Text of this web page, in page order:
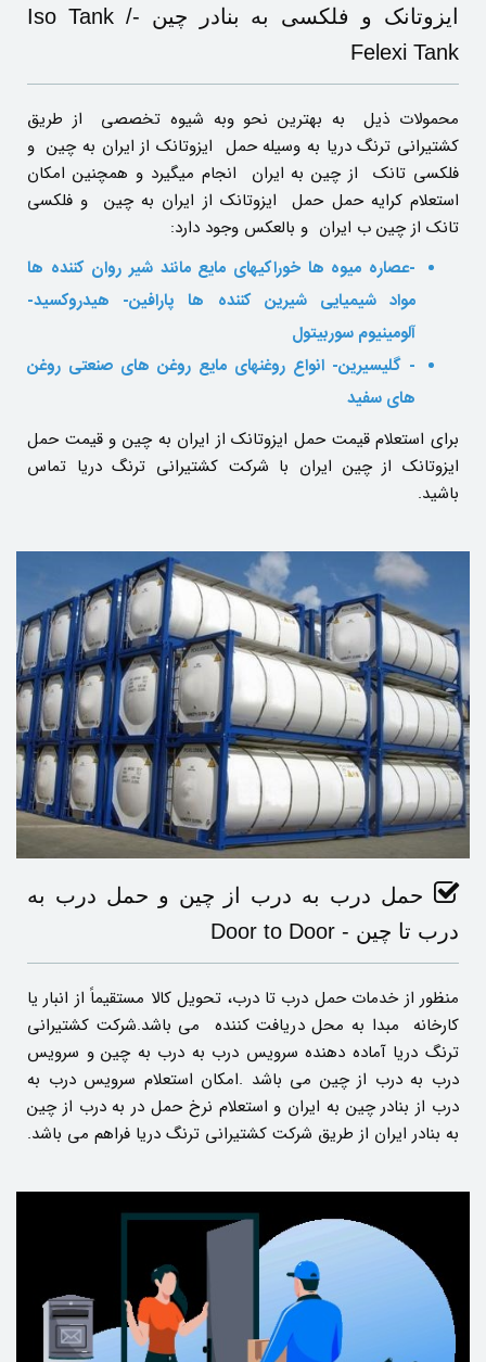
ایزوتانک و فلکسی به بنادر چین -Iso Tank /
Felexi Tank
محمولات ذیل به بهترین نحو وبه شیوه تخصصی از طریق
کشتیرانی ترنگ دریا به وسیله حمل ایزوتانک از ایران به چین و
فلکسی تانک از چین به ایران انجام میگیرد و همچنین امکان
استعلام کرایه حمل حمل ایزوتانک از ایران به چین و فلکسی
تانک از چین ب ایران و بالعکس وجود دارد:
-عصاره میوه ها خوراکیهای مایع مانند شیر روان کننده ها
مواد شیمیایی شیرین کننده ها پارافین- هیدروکسید-
آلومینیوم سوربیتول
- گلیسیرین- انواع روغنهای مایع روغن های صنعتی روغن
های سفید
برای استعلام قیمت حمل ایزوتانک از ایران به چین و قیمت حمل
ایزوتانک از چین ایران با شرکت کشتیرانی ترنگ دریا تماس
باشید.
حمل درب به درب از چین و حمل درب به
درب تا چین - Door to Door
منظور از خدمات حمل درب تا درب، تحویل کالا مستقیماً از انبار یا
کارخانه مبدا به محل دریافت کننده می باشد.شرکت کشتیرانی
ترنگ دریا آماده دهنده سرویس درب به درب به چین و سرویس
درب به درب از چین می باشد .امکان استعلام سرویس درب به
درب از بنادر چین به ایران و استعلام نرخ حمل در به درب از چین
به بنادر ایران از طریق شرکت کشتیرانی ترنگ دریا فراهم می باشد.